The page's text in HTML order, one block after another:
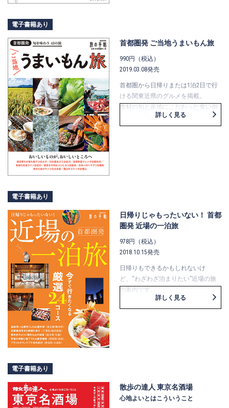
電子書籍あり
首都圏発 ご当地うまいもん旅
990円（税込）
2019.03.08発売
首都圏から日帰りまたは1泊2日で行
ける関東近県のグルメを掲載。
食材の旬と産地にこだわった食い倒
れの旅をコース仕立てにしているほ
か、
詳しく見る
電子書籍あり
日帰りじゃもったいない！ 首都
圏発 近場の一泊旅
978円（税込）
2018.10.15発売
日帰りもできるかもしれないけ
ど、“わざわざ泊まりたい”近場の旅
の案内です。
朝や夜しか見られない絶景、人気の
朝市、地元酒場巡り、アートな宿な
詳しく見る
電子書籍あり
散歩の達人 東京名酒場
心地よいとはこういうこと